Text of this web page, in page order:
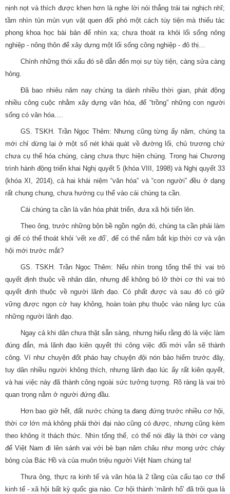
nịnh nọt và thích được khen hơn là nghe lời nói thẳng trái tai nghịch nhĩ;
tầm nhìn tủn mủn vụn vặt quen đối phó một cách tùy tiện mà thiếu tác
phong khoa học bài bản để nhìn xa; chưa thoát ra khỏi lối sống nông
nghiệp - nông thôn để xây dựng một lối sống công nghiệp - đô thị…
Chính những thói xấu đó sẽ dẫn đến mọi sự tùy tiện, càng sửa càng
hỏng.
Đã bao nhiêu năm nay chúng ta dành nhiều thời gian, phát động
nhiều công cuộc nhằm xây dựng văn hóa, để “trồng” những con người
sống có văn hóa….
GS. TSKH. Trần Ngọc Thêm: Nhưng cũng từng ấy năm, chúng ta
mới chỉ dừng lại ở một số nét khái quát về đường lối, chủ trương chứ
chưa cụ thể hóa chúng, càng chưa thực hiện chúng. Trong hai Chương
trình hành động triển khai Nghị quyết 5 (khóa VIII, 1998) và Nghị quyết 33
(khóa XI, 2014), cả hai khái niệm “văn hóa” và “con người” đều ở dạng
rất chung chung, chưa hướng cụ thể vào cái chúng ta cần.
Cái chúng ta cần là văn hóa phát triển, đưa xã hội tiến lên.
Theo ông, trước những bộn bề ngồn ngộn đó, chúng ta cần phải làm
gì để có thể thoát khỏi ‘vết xe đổ’, để có thể nắm bắt kịp thời cơ và vận
hội mới trước mắt?
GS. TSKH. Trần Ngọc Thêm: Nếu nhìn trong tổng thể thì vai trò
quyết định thuộc về nhân dân, nhưng để không bỏ lỡ thời cơ thì vai trò
quyết định thuộc về người lãnh đạo. Có phất được và sau đó có giữ
vững được ngọn cờ hay không, hoàn toàn phụ thuộc vào năng lực của
những người lãnh đạo.
Ngay cả khi dân chưa thật sẵn sàng, nhưng hiểu rằng đó là việc làm
đúng đắn, mà lãnh đạo kiên quyết thì công việc đổi mới vẫn sẽ thành
công. Ví như chuyện đốt pháo hay chuyện đội nón bảo hiểm trước đây,
tuy dân nhiều người không thích, nhưng lãnh đạo lúc ấy rất kiên quyết,
và hai việc này đã thành công ngoài sức tưởng tượng. Rõ ràng là vai trò
quan trọng nằm ở người đứng đầu.
Hơn bao giờ hết, đất nước chúng ta đang đứng trước nhiều cơ hội,
thời cơ lớn mà không phải thời đại nào cũng có được, nhưng cũng kèm
theo không ít thách thức. Nhìn tổng thể, có thể nói đây là thời cơ vàng
để Việt Nam đi lên sánh vai với bè bạn năm châu như mong ước cháy
bỏng của Bác Hồ và của muôn triệu người Việt Nam chúng ta!
Thưa ông, thực ra kinh tế và văn hóa là 2 tầng của cấu tạo cơ thể
kinh tế - xã hội bất kỳ quốc gia nào. Cơ hội thành ‘mãnh hổ’ đã trôi qua là